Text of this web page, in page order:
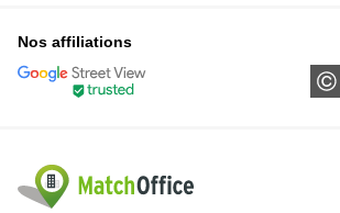
Nos affiliations